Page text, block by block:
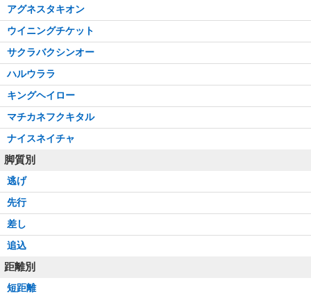
アグネスタキオン
ウイニングチケット
サクラバクシンオー
ハルウララ
キングヘイロー
マチカネフクキタル
ナイスネイチャ
脚質別
逃げ
先行
差し
追込
距離別
短距離